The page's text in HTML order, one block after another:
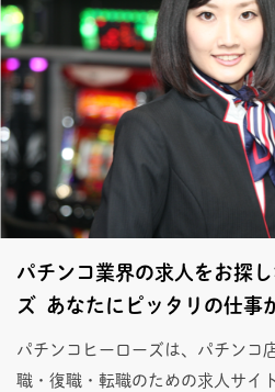
パチンコ業界の求人をお探
ズ あなたにピッタリの仕事
パチンコヒーローズは、パチンコ
職・復職・転職のための求人サイ